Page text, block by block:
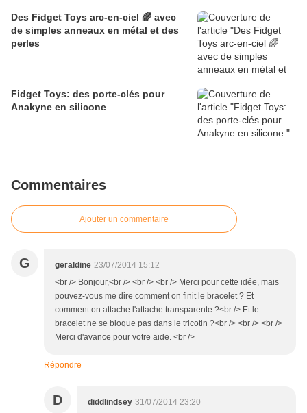
Des Fidget Toys arc-en-ciel 🌈 avec
de simples anneaux en métal et des
perles
Fidget Toys: des porte-clés pour
Anakyne en silicone
Commentaires
Ajouter un commentaire
G geraldine 23/07/2014 15:12
<br /> Bonjour,<br /> <br /> <br /> Merci pour cette idée, mais
pouvez-vous me dire comment on finit le bracelet ? Et
comment on attache l'attache transparente ?<br /> Et le
bracelet ne se bloque pas dans le tricotin ?<br /> <br /> <br />
Merci d'avance pour votre aide. <br />
Répondre
D diddlindsey 31/07/2014 23:20